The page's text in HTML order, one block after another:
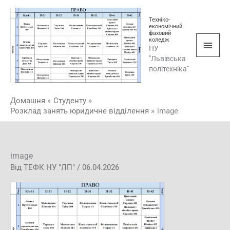
Перейти
Техніко-
економічний
фаховий
коледж
НУ
"Львівська
політехніка"
Домашня
Студенту
Розклад занять юридичне відділення
image
image
Від ТЕФК НУ "ЛП" / 06.04.2026